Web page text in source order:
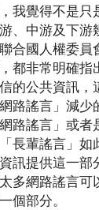
我覺得不是只
、中游及下游
合國人權委員
都非常明確指
的公共資訊，
路謠言」減少
路謠言」或者
長輩謠言」如
訊提供這一部
多網路謠言可
個部分。